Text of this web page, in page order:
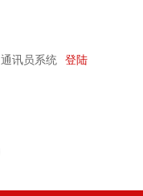
通讯员系统 登陆